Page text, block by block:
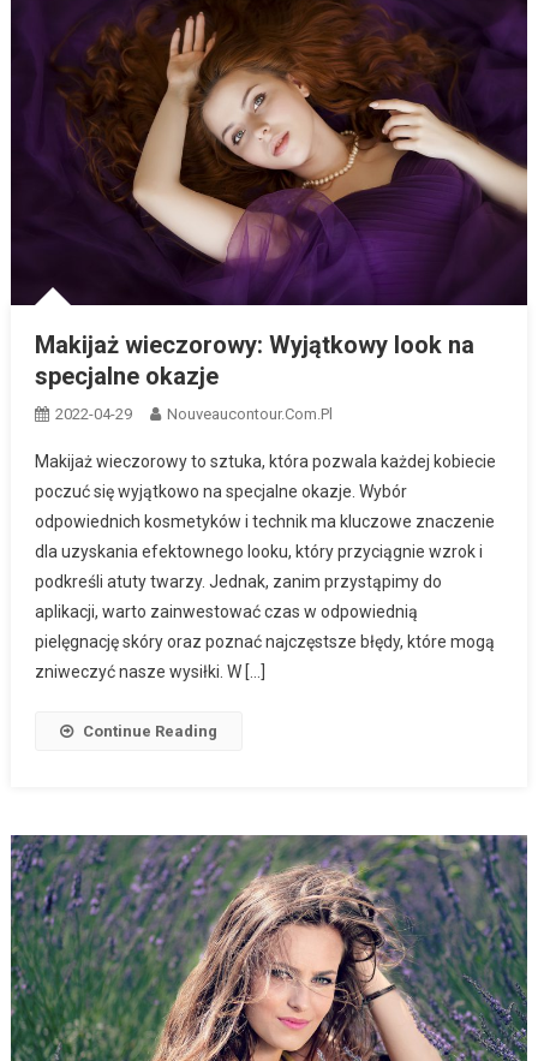
Makijaż wieczorowy: Wyjątkowy look na
specjalne okazje
2022-04-29 Nouveaucontour.com.pl
Makijaż wieczorowy to sztuka, która pozwala każdej kobiecie
poczuć się wyjątkowo na specjalne okazje. Wybór
odpowiednich kosmetyków i technik ma kluczowe znaczenie
dla uzyskania efektownego looku, który przyciągnie wzrok i
podkreśli atuty twarzy. Jednak, zanim przystąpimy do
aplikacji, warto zainwestować czas w odpowiednią
pielęgnację skóry oraz poznać najczęstsze błędy, które mogą
zniweczyć nasze wysiłki. W […]
Continue Reading